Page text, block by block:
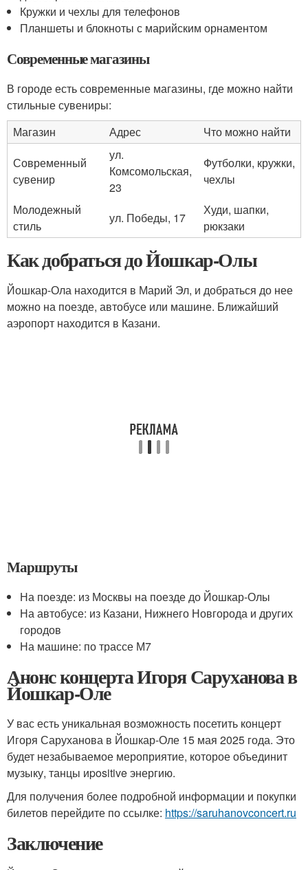
Кружки и чехлы для телефонов
Планшеты и блокноты с марийским орнаментом
Современные магазины
В городе есть современные магазины, где можно найти
стильные сувениры:
Магазин
Адрес
Что можно найти
Современный
сувенир
ул.
Комсомольская,
23
Футболки, кружки,
чехлы
Молодежный
стиль
ул. Победы, 17
Худи, шапки,
рюкзаки
Как добраться до Йошкар-Олы
Йошкар-Ола находится в Марий Эл, и добраться до нее
можно на поезде, автобусе или машине. Ближайший
аэропорт находится в Казани.
Маршруты
На поезде: из Москвы на поезде до Йошкар-Олы
На автобусе: из Казани, Нижнего Новгорода и других
городов
На машине: по трассе М7
Анонс концерта Игоря Саруханова в
Йошкар-Оле
У вас есть уникальная возможность посетить концерт
Игоря Саруханова в Йошкар-Оле 15 мая 2025 года. Это
будет незабываемое мероприятие, которое объединит
музыку, танцы иpositive энергию.
Для получения более подробной информации и покупки
билетов перейдите по ссылке: https://saruhanovconcert.ru
Заключение